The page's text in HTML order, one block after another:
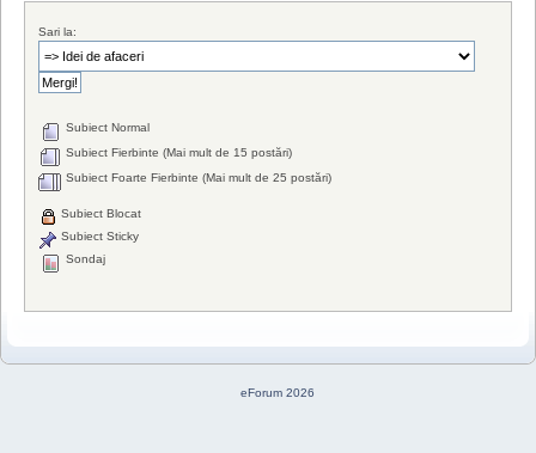
Sari la:
Subiect Normal
Subiect Fierbinte (Mai mult de 15 postări)
Subiect Foarte Fierbinte (Mai mult de 25 postări)
Subiect Blocat
Subiect Sticky
Sondaj
eForum 2026